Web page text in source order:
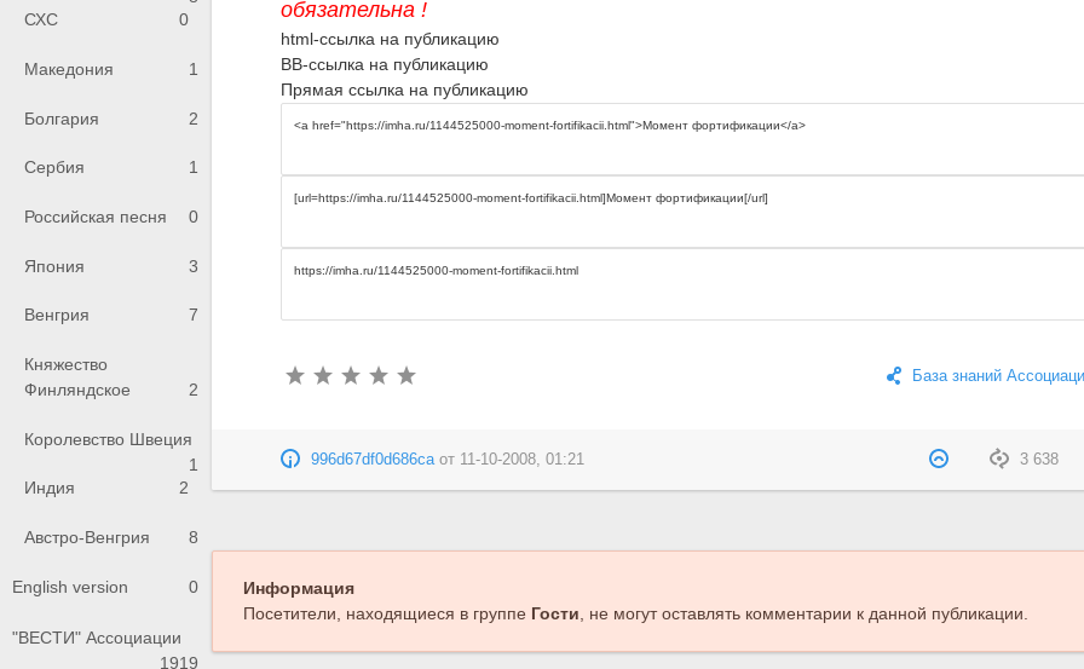
СХС
0
Македония 1
Болгария 2
Сербия 1
Российская песня 0
Япония 3
Венгрия 7
Княжество
Финляндское
2
Королевство Швеция
1
Индия
2
Австро-Венгрия 8
English version 0
"ВЕСТИ" Ассоциации
1919
обязательна !
html-ссылка на публикацию
BB-ссылка на публикацию
Прямая ссылка на публикацию
База знаний
3 638
996d67df0d686caот 11-10-2008, 01:21
Информация
Посетители, находящиеся в группе Гости, не могут оставлять комментарии к данной публикации.